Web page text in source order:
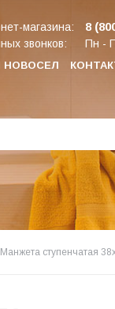
НОВОСЕЛ
магазина: 8
звонков: Пн -
Манжета ступенчатая